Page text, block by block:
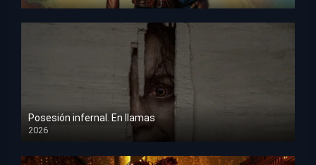
HD 1080p
Posesión infernal. En llamas
2026
HD 1080p